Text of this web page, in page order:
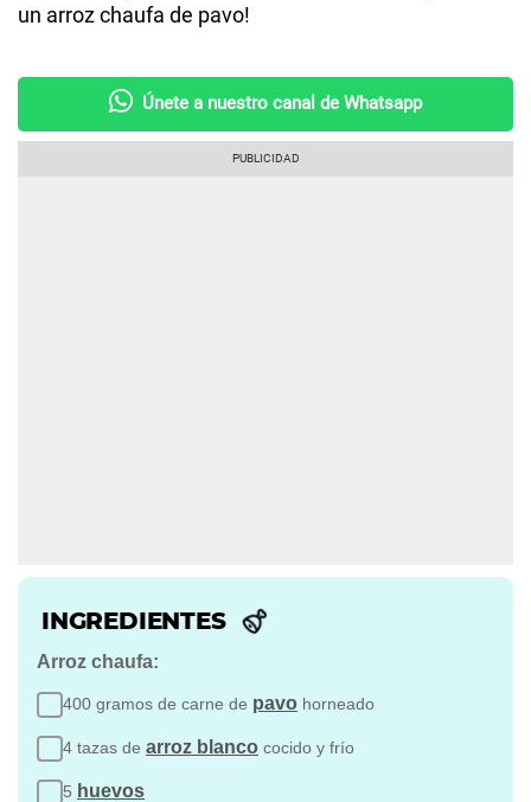
un arroz chaufa de pavo!
Únete a nuestro canal de Whatsapp
INGREDIENTES
Arroz chaufa:
400 gramos de carne de pavo horneado
4 tazas de arroz blanco cocido y frío
5 huevos